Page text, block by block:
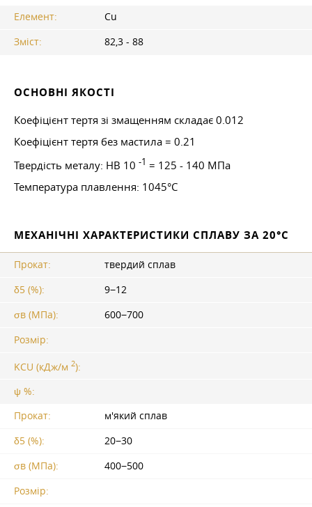
Елемент:
Cu
Зміст:
82,3 - 88
ОСНОВНІ ЯКОСТІ
Коефіцієнт тертя зі змащенням складає 0.012
Коефіцієнт тертя без мастила = 0.21
Твердість металу: HB 10 -1 = 125 - 140 МПа
Температура плавлення: 1045°C
МЕХАНІЧНІ ХАРАКТЕРИСТИКИ СПЛАВУ ЗА 20°С
Прокат:
твердий сплав
δ5 (%):
9−12
σв (МПа):
600−700
Розмір:
KCU (кДж/м 2):
ψ %:
Прокат:
м'який сплав
δ5 (%):
20−30
σв (МПа):
400−500
Розмір: